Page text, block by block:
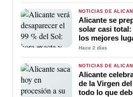
NOTICIAS DE
Alicante se
solar casi total:
los mejores
Hace 2 días
NOTICIAS DE
Alicante
de la Virgen
todo lo que